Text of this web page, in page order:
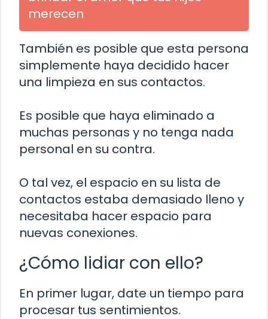
merecen
También es posible que esta persona
simplemente haya decidido hacer
una limpieza en sus contactos.
Es posible que haya eliminado a
muchas personas y no tenga nada
personal en su contra.
O tal vez, el espacio en su lista de
contactos estaba demasiado lleno y
necesitaba hacer espacio para
nuevas conexiones.
¿Cómo lidiar con ello?
En primer lugar, date un tiempo para
procesar tus sentimientos.